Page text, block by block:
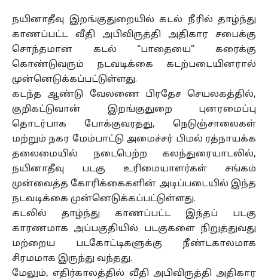
நயினாதீவு இறங்குதுறையில் கடல் நீரில் தாழ்ந்து
காணப்பட்ட வீதி அபிவிருத்தி அதிகார சபைக்கு
சொந்தமான கடல் “பாதையை” கரைக்கு
கொண்டுவரும் நடவடிக்கை கடற்படையினரால்
முன்னெடுக்கப்பட்டுள்ளது.
கடந்த ஆண்டு வேலணை பிரதேச செயலகத்தில்,
குறிகட்டுவான் இறங்குதுறை புனரமைப்பு
தொடர்பாக போக்குவரத்து, நெடுஞ்சாலைகள்
மற்றும் நகர மேம்பாட்டு அமைச்சர் பிமல் ரத்நாயக்க
தலைமையில் நடைபெற்ற கலந்துரையாடலில்,
நயினாதீவு படகு உரிமையாளர்கள் சங்கம்
முன்வைத்த கோரிக்கைகளின் அடிப்படையில் இந்த
நடவடிக்கை முன்னெடுக்கப்பட்டுள்ளது.
கடலில் தாழ்ந்து காணப்பட்ட இந்தப் படகு
காரணமாக அப்பகுதியில் படகுகளை நிறுத்துவது
மற்றைய படகோட்டிகளுக்கு நீண்டகாலமாக
சிரமமாக இருந்து வந்தது.
மேலும், எதிர்காலத்தில் வீதி அபிவிருத்தி அதிகார